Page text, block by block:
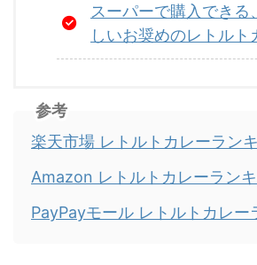
スーパーで購入できる
しいお奨めのレトルト
参考
楽天市場 レトルトカレーラン
Amazon レトルトカレーラン
PayPayモール レトルトカレー